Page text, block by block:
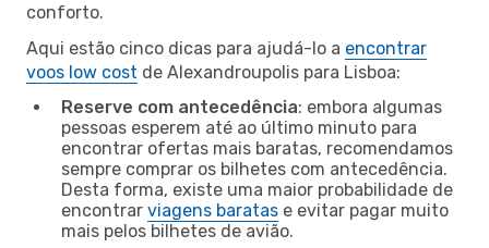
conforto.
Aqui estão cinco dicas para ajudá-lo a encontrar
voos low cost de Alexandroupolis para Lisboa:
Reserve com antecedência: embora algumas
pessoas esperem até ao último minuto para
encontrar ofertas mais baratas, recomendamos
sempre comprar os bilhetes com antecedência.
Desta forma, existe uma maior probabilidade de
encontrar viagens baratas e evitar pagar muito
mais pelos bilhetes de avião.